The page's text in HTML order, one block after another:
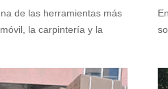
de las herramientas más
la carpintería y la
la exuición. Pero, ¿qué